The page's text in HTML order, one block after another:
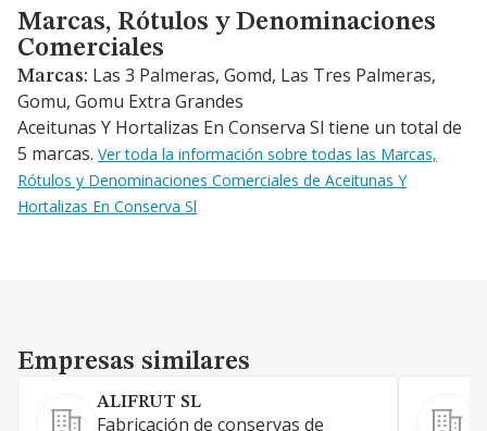
Marcas, Rótulos y Denominaciones Comerciales
Marcas, Rótulos y Denominaciones
Comerciales
Marcas: Las 3 Palmeras, Gomd, Las Tres Palmeras,
Gomu, Gomu Extra Grandes
Aceitunas Y Hortalizas En Conserva Sl tiene un total de
5 marcas. Ver toda la información sobre todas las Marcas,
Rótulos y Denominaciones Comerciales de Aceitunas Y
Hortalizas En Conserva Sl
Empresas similares
Empresas similares
ALIFRUT SL
Fabricación de conservas de